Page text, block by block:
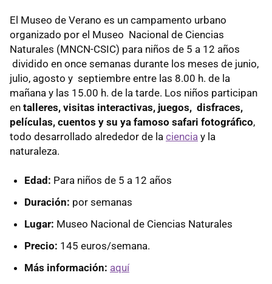
El Museo de Verano es un campamento urbano
organizado por el Museo Nacional de Ciencias
Naturales (MNCN-CSIC) para niños de 5 a 12 años
dividido en once semanas durante los meses de junio,
julio, agosto y septiembre entre las 8.00 h. de la
mañana y las 15.00 h. de la tarde. Los niños participan
en talleres, visitas interactivas, juegos, disfraces,
películas, cuentos y su ya famoso safari fotográfico,
todo desarrollado alrededor de la ciencia y la
naturaleza.
Edad: Para niños de 5 a 12 años
Duración: por semanas
Lugar: Museo Nacional de Ciencias Naturales
Precio: 145 euros/semana.
Más información: aquí